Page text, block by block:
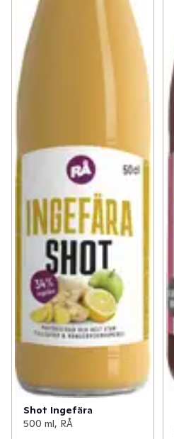
Shot Ingefära
500 ml, RÅ